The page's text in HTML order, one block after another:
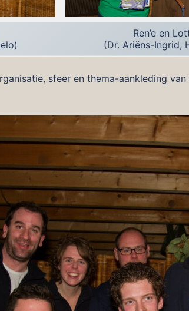
Ren’e en
(Dr. Ariëns-Ingrid,
sfeer en thema-aankleding